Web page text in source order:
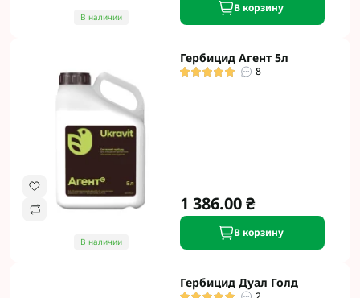
В наличии
В корзину
В наличии
Гербицид Агент 5л
8
1 386.00 ₴
В корзину
Гербицид Дуал Голд